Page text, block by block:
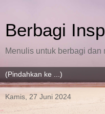
Berbagi
Menulis untuk berbagi dan
Kamis, 27 Juni 2024